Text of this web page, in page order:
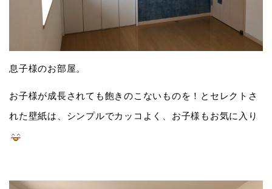
息子様のお部屋。
お子様が成長されても飽きのこないものを！とセレクトさ
れた壁紙は、シンプルでカッコよく、お子様もお気に入り